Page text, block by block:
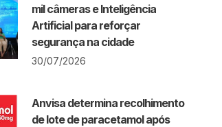
mil câmeras e Inteligência
Artificial para reforçar
segurança na cidade
30/07/2026
Anvisa determina recolhimento
de lote de paracetamol após